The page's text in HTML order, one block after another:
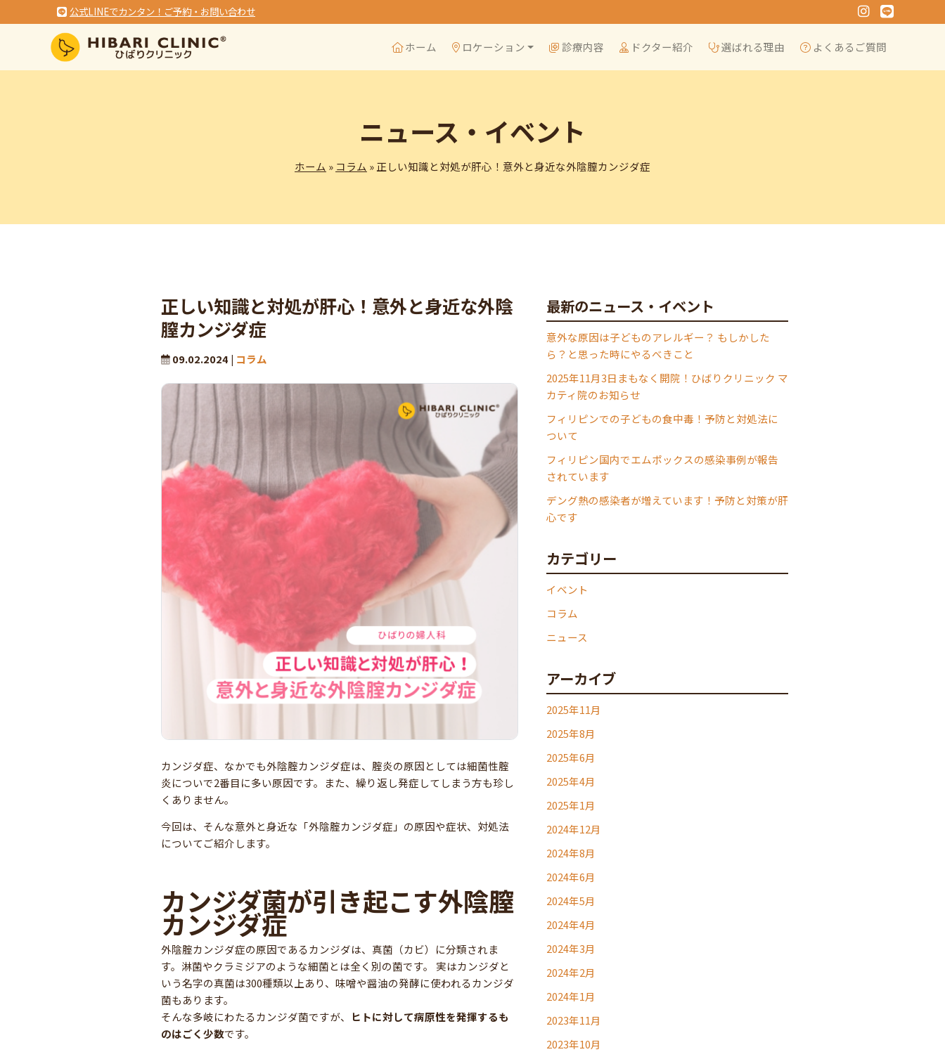
公式LINEでカンタン！ご予約・お問い合わせ Instagram
Line
ホーム ロケーション 診療内容 ドクター紹介 選ばれる理由 よくあるご質問
ニュース・イベント
ホーム » コラム » 正しい知識と対処が肝心！意外と身近な外陰膣カンジダ症
正しい知識と対処が肝心！意外と身近な外陰
膣カンジダ症
09.02.2024 | コラム
カンジダ症、なかでも外陰腟カンジダ症は、腟炎の原因としては細菌性腟
炎についで2番目に多い原因です。また、繰り返し発症してしまう方も珍し
くありません。
今回は、そんな意外と身近な「外陰腟カンジダ症」の原因や症状、対処法
についてご紹介します。
カンジダ菌が引き起こす外陰膣
カンジダ症
外陰腟カンジダ症の原因であるカンジダは、真菌（カビ）に分類されま
す。淋菌やクラミジアのような細菌とは全く別の菌です。 実はカンジダと
いう名字の真菌は300種類以上あり、味噌や醤油の発酵に使われるカンジダ
菌もあります。
そんな多岐にわたるカンジダ菌ですが、
ヒトに対して病原性を発揮するも
のはごく少数です。
最新のニュース・イベント
意外な原因は子どものアレルギー？ もしかした
ら？と思った時にやるべきこと
2025年11月3日まもなく開院！ひばりクリニック マ
カティ院のお知らせ
フィリピンでの子どもの食中毒！予防と対処法に
ついて
フィリピン国内でエムポックスの感染事例が報告
されています
デング熱の感染者が増えています！予防と対策が肝
心です
カテゴリー
イベント
コラム
ニュース
アーカイブ
2025年11月
2025年8月
2025年6月
2025年4月
2025年1月
2024年12月
2024年8月
2024年6月
2024年5月
2024年4月
2024年3月
2024年2月
2024年1月
2023年11月
2023年10月